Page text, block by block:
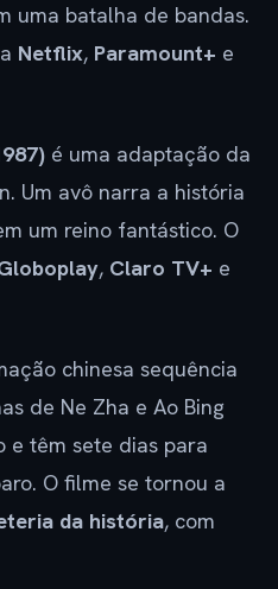
uma batalha de bandas.
Netflix, Paramount+ e
é uma adaptação da
Um avô narra a história
um reino fantástico. O
, Claro TV+ e
chinesa sequência
de Ne Zha e Ao Bing
e têm sete dias para
O filme se tornou a
da história, com